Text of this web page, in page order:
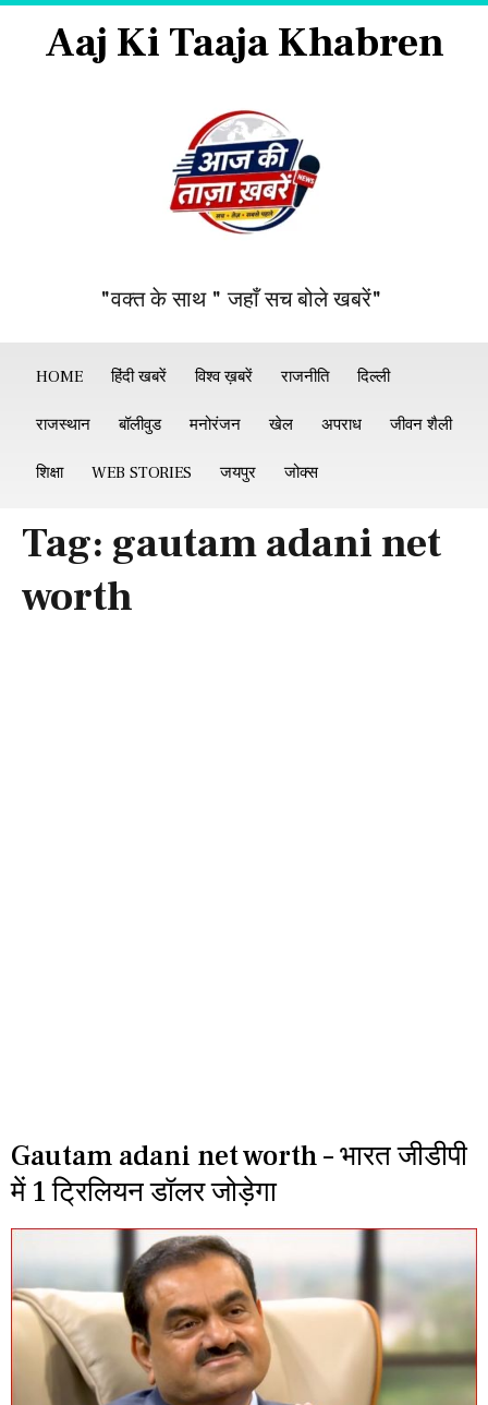
Aaj Ki Taaja Khabren
"वक्त के साथ " जहाँ सच बोले खबरें"
HOME हिंदी खबरें विश्व ख़बरें राजनीति दिल्ली
राजस्थान बॉलीवुड मनोरंजन खेल अपराध जीवन शैली
शिक्षा WEB STORIES जयपुर जोक्स
Tag: gautam adani net
worth
Gautam adani net worth – भारत जीडीपी
में 1 ट्रिलियन डॉलर जोड़ेगा